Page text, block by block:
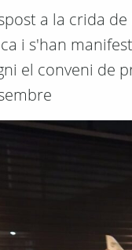
a la crida
i s'han
el conveni de